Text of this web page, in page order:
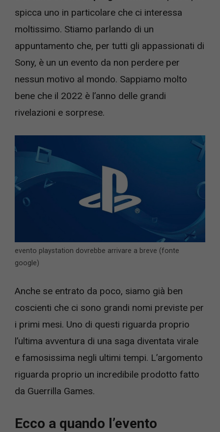
spicca uno in particolare che ci interessa
moltissimo. Stiamo parlando di un
appuntamento che, per tutti gli appassionati di
Sony, è un un evento da non perdere per
nessun motivo al mondo. Sappiamo molto
bene che il 2022 è l’anno delle grandi
rivelazioni e sorprese.
evento playstation dovrebbe arrivare a breve (fonte
google)
Anche se entrato da poco, siamo già ben
coscienti che ci sono grandi nomi previste per
i primi mesi. Uno di questi riguarda proprio
l’ultima avventura di una saga diventata virale
e famosissima negli ultimi tempi. L’argomento
riguarda proprio un incredibile prodotto fatto
da Guerrilla Games.
Ecco a quando l’evento